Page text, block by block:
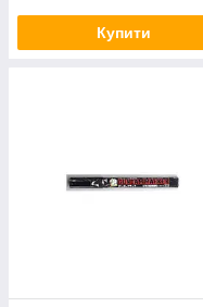
Купити